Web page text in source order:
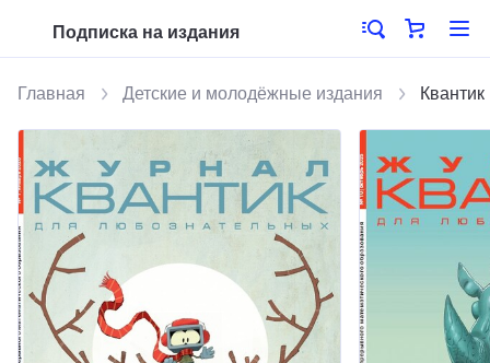
Подписка на издания
Главная Детские и молодёжные издания Квантик